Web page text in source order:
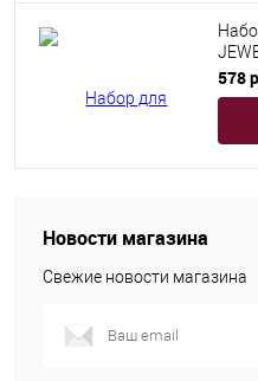
578
Новости магазина
Свежие новости магазина